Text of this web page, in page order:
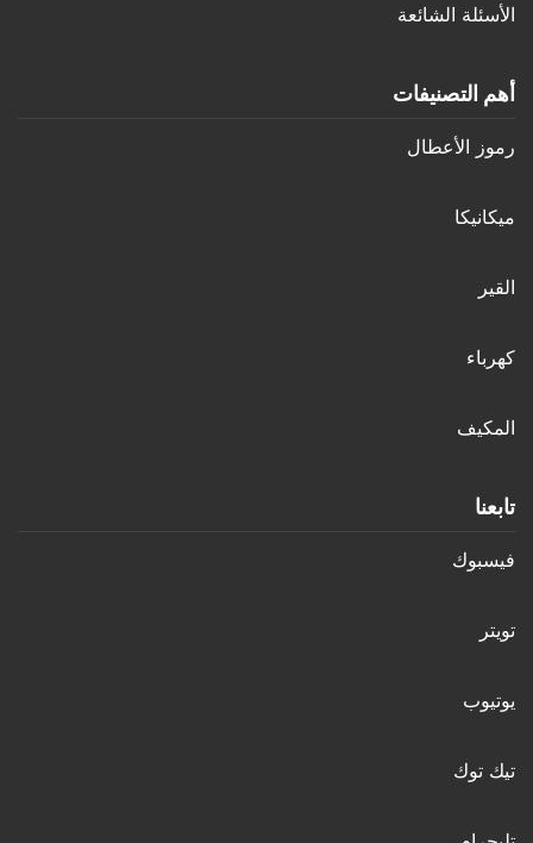
الأسئلة الشائعة
أهم التصنيفات
رموز الأعطال
ميكانيكا
القير
كهرباء
المكيف
تابعنا
فيسبوك
تويتر
يوتيوب
تيك توك